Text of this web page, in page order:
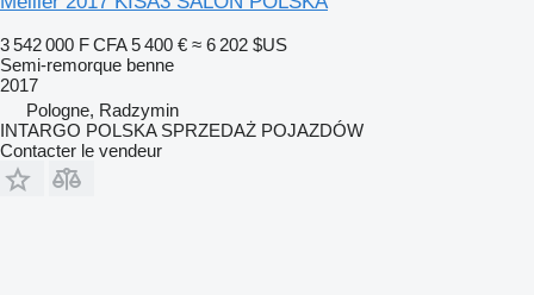
3 542 000 F CFA 5 400 € ≈ 6 202 $US
Semi-remorque benne
2017
Pologne, Radzymin
INTARGO POLSKA SPRZEDAŻ POJAZDÓW
Contacter le vendeur